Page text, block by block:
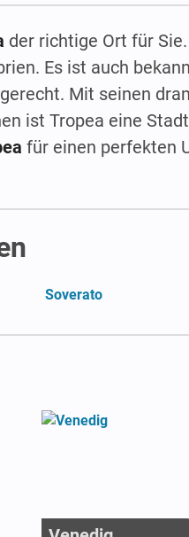
der richtige Ort für
Es ist auch
Mit seinen
ist Tropea eine
für einen perfekten
Soverato